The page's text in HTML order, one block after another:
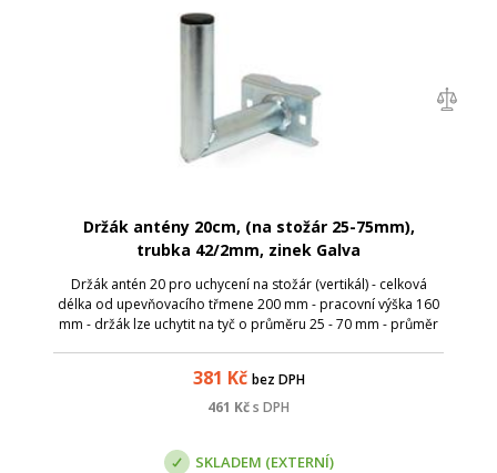
Držák antény 20cm, (na stožár 25-75mm),
trubka 42/2mm, zinek Galva
Držák antén 20 pro uchycení na stožár (vertikál) - celková
délka od upevňovacího třmene 200 mm - pracovní výška 160
mm - držák lze uchytit na tyč o průměru 25 - 70 mm - průměr
381 Kč bez DPH
461 Kčs DPH
SKLADEM (EXTERNÍ)